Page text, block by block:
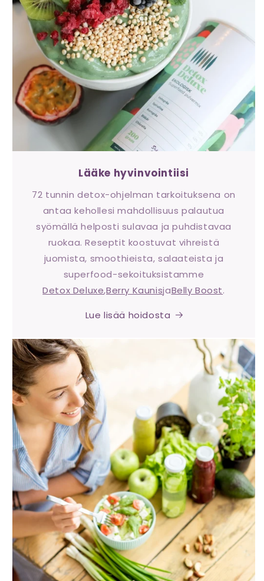
Lääke hyvinvointiisi
72 tunnin detox-ohjelman tarkoituksena on
antaa kehollesi mahdollisuus palautua
syömällä helposti sulavaa ja puhdistavaa
ruokaa. Reseptit koostuvat vihreistä
juomista, smoothieista, salaateista ja
superfood-sekoituksistamme
Detox Deluxe,Berry KaunisjaBelly Boost.
Lue lisää hoidosta